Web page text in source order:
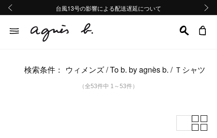
熊本地域地震の影響による配送遅延について
Summer Sale 2buy10%OFF!!
台風13号の影響による配送遅延について
熊本地域地震の影響による配送遅延について
Summer Sale 2buy10%OFF!!
検索条件： ウィメンズ To b. by agnès b. Ｔシャツ
（全53件中 1～53件）